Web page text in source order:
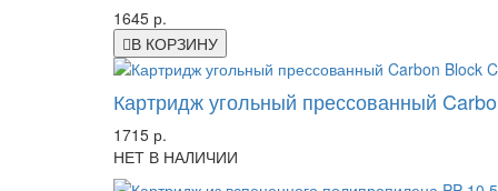
1645 р.
В КОРЗИНУ
Картридж угольный прессованный
1715 р.
НЕТ В НАЛИЧИИ